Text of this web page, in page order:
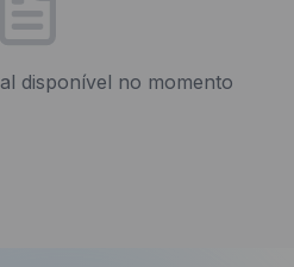
disponível no momento